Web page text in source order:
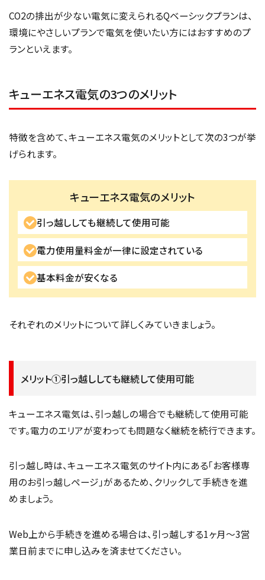
CO2の排出が少ない電気に変えられるQベーシックプランは、
環境にやさしいプランで電気を使いたい方にはおすすめのプ
ランといえます。
キューエネス電気の3つのメリット
特徴を含めて、キューエネス電気のメリットとして次の3つが挙
げられます。
キューエネス電気のメリット
引っ越ししても継続して使用可能
電力使用量料金が一律に設定されている
基本料金が安くなる
それぞれのメリットについて詳しくみていきましょう。
メリット①引っ越ししても継続して使用可能
キューエネス電気は、引っ越しの場合でも継続して使用可能
です。電力のエリアが変わっても問題なく継続を続行できます。
引っ越し時は、キューエネス電気のサイト内にある「お客様専
用のお引っ越しページ」があるため、クリックして手続きを進
めましょう。
Web上から手続きを進める場合は、引っ越しする1ヶ月～3営
業日前までに申し込みを済ませてください。